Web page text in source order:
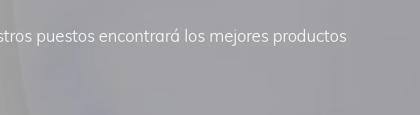
puestos encontrará los mejores productos